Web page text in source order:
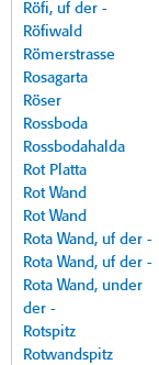
Röfi, uf der -
Röfiwald
Römerstrasse
Rosagarta
Röser
Rossboda
Rossbodahalda
Rot Platta
Rot Wand
Rot Wand
Rota Wand, uf der -
Rota Wand, uf der -
Rota Wand, under
der -
Rotspitz
Rotwandspitz